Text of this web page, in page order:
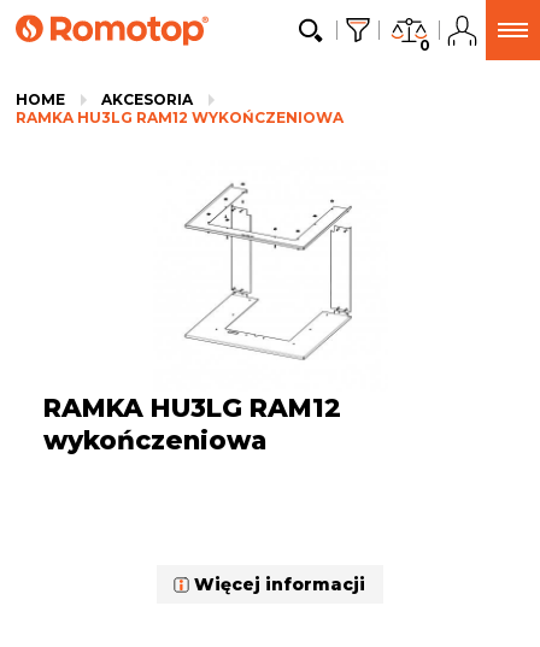
0
HOME
AKCESORIA
RAMKA HU3LG RAM12 WYKOŃCZENIOWA
RAMKA HU3LG RAM12
wykończeniowa
Więcej informacji